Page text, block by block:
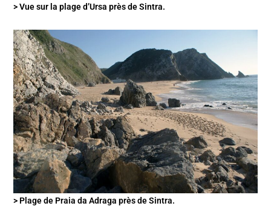
> Vue sur la plage d’Ursa près de Sintra.
> Plage de Praia da Adraga près de Sintra.